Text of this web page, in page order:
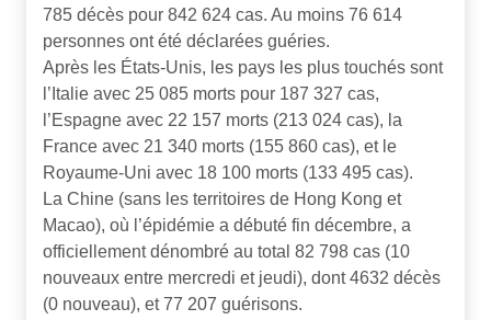
785 décès pour 842 624 cas. Au moins 76 614
personnes ont été déclarées guéries.
Après les États-Unis, les pays les plus touchés sont
l’Italie avec 25 085 morts pour 187 327 cas,
l’Espagne avec 22 157 morts (213 024 cas), la
France avec 21 340 morts (155 860 cas), et le
Royaume-Uni avec 18 100 morts (133 495 cas).
La Chine (sans les territoires de Hong Kong et
Macao), où l’épidémie a débuté fin décembre, a
officiellement dénombré au total 82 798 cas (10
nouveaux entre mercredi et jeudi), dont 4632 décès
(0 nouveau), et 77 207 guérisons.